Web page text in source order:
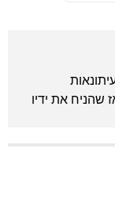
שהניח את ידיו